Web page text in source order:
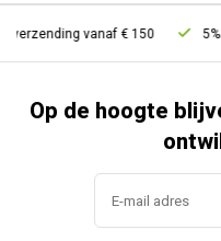
vanaf € 150 5%
Op de hoogte